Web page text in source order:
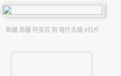
新疆 南疆 阿克苏 到 喀什古城 4日片